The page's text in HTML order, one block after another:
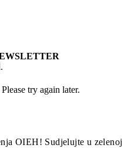
try again later.
OIEH! Sudjelujte u zelenoj